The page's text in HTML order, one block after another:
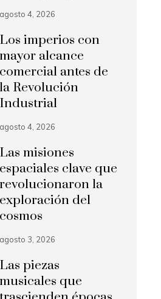
agosto 4, 2026
Los imperios con
mayor alcance
comercial antes de
la Revolución
Industrial
agosto 4, 2026
Las misiones
espaciales clave que
revolucionaron la
exploración del
cosmos
agosto 3, 2026
Las piezas
musicales que